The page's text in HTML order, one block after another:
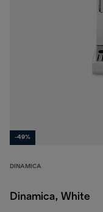
-49%
DINAMICA
Dinamica, White